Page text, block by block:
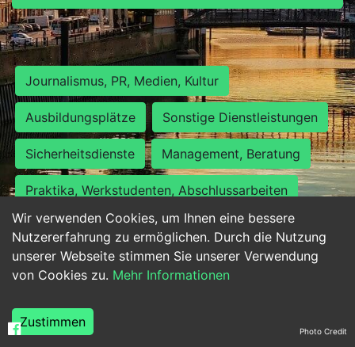
Wir verwenden Cookies, um Ihnen eine bessere
Nutzererfahrung zu ermöglichen. Durch die Nutzung
unserer Webseite stimmen Sie unserer Verwendung
von Cookies zu. Mehr Informationen
Zustimmen
Journalismus, PR, Medien, Kultur
Ausbildungsplätze Sonstige Dienstleistungen
Sicherheitsdienste Management, Beratung
Praktika, Werkstudenten, Abschlussarbeiten
Personalwesen Assistenz, Sekretariat
Hilfskräfte, Aushilfs- und Nebenjobs
Weiterbildung, Studium, duale Ausbildung Photo Credit